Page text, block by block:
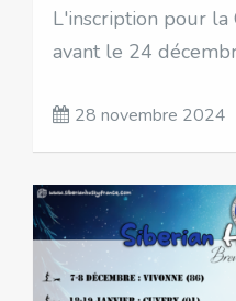
L'inscription pour la
avant le 24
28 novembre 2024